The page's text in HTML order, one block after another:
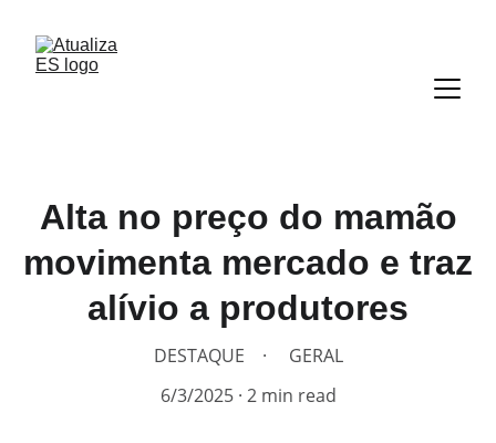
Alta no preço do mamão
movimenta mercado e traz
alívio a produtores
DESTAQUE
GERAL
6/3/2025 2 min read